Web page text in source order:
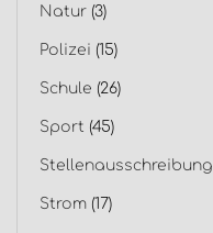
Natur (3)
Polizei (15)
Schule (26)
Sport (45)
Stellenausschreibung
Strom (17)